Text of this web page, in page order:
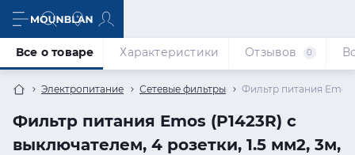
Электропитание Сетевые фильтры Фильтр питания Emos
Фильтр питания Emos (P1423R) с
выключателем, 4 розетки, 1.5 мм2, 3м,
Все о товаре Характеристики Отзывов 0